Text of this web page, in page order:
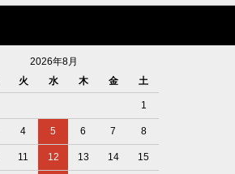
2026年8月
火 水 木 金 土
1
4 5 6 7 8
11 12 13 14 15